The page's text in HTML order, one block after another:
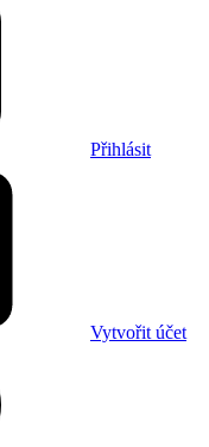
Přihlásit
Vytvořit účet